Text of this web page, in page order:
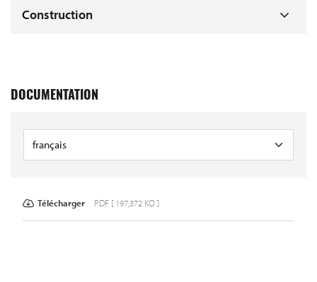
Construction
DOCUMENTATION
Télécharger PDF [ 197,372 KO ]